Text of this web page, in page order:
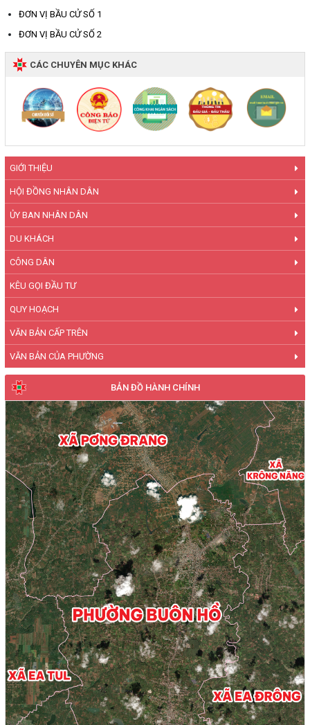
GIỚI THIỆU
HỘI ĐỒNG NHÂN DÂN
ỦY BAN NHÂN DÂN
DU KHÁCH
CÔNG DÂN
KÊU GỌI ĐẦU TƯ
QUY HOẠCH
VĂN BẢN CẤP TRÊN
VĂN BẢN CỦA PHƯỜNG
BẢN ĐỒ HÀNH CHÍNH
ĐƠN VỊ BẦU CỬ SỐ 1
ĐƠN VỊ BẦU CỬ SỐ 2
CÁC CHUYÊN MỤC KHÁC